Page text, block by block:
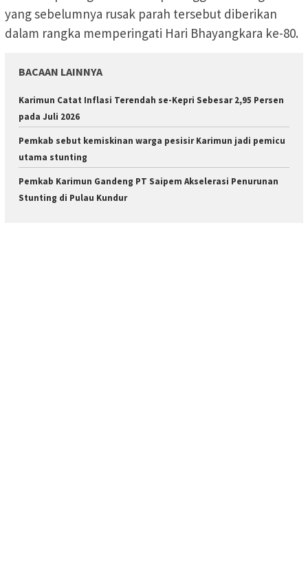
yang sebelumnya rusak parah tersebut diberikan
dalam rangka memperingati Hari Bhayangkara ke-80.
BACAAN LAINNYA
Karimun Catat Inflasi Terendah se-Kepri Sebesar 2,95 Persen
pada Juli 2026
Pemkab sebut kemiskinan warga pesisir Karimun jadi pemicu
utama stunting
Pemkab Karimun Gandeng PT Saipem Akselerasi Penurunan
Stunting di Pulau Kundur